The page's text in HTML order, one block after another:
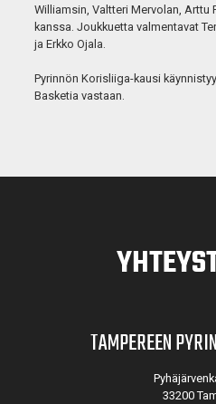
Williamsin, Valtteri Mervolan, Arttu
kanssa. Joukkuetta valmentavat
ja Erkko Ojala.
Pyrinnön Korisliiga-kausi
Basketia vastaan.
TAMPEREEN
33200